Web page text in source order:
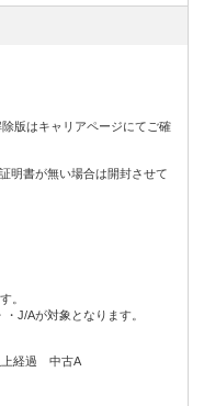
版はキャリアページにてご確
明書が無い場合は開封させて
。
J/Aが対象となります。
上経過 中古A